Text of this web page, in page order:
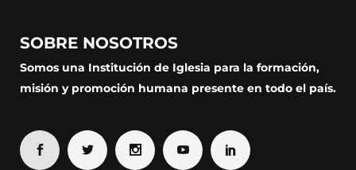
SOBRE NOSOTROS
Somos una Institución de Iglesia para la formación,
misión y promoción humana presente en todo el país.